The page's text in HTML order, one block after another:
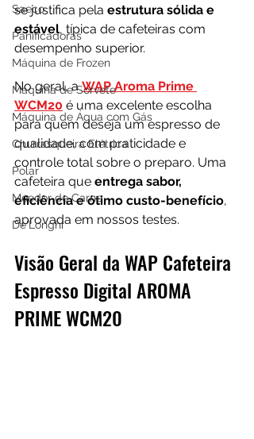
Saeco
Panificadoras
Máquina de Frozen
Máquina de Sorvete
Máquina de Água com Gás
Churrasqueira Elétrica
Polar
Moedor de Carne
De'Longhi
se justifica pela estrutura sólida e
estável, típica de cafeteiras com
desempenho superior.
No geral, a WAP Aroma Prime
WCM20 é uma excelente escolha
para quem deseja um espresso de
qualidade, com praticidade e
controle total sobre o preparo. Uma
cafeteira que entrega sabor,
eficiência e ótimo custo-benefício,
aprovada em nossos testes.
Visão Geral da WAP Cafeteira
Espresso Digital AROMA
PRIME WCM20